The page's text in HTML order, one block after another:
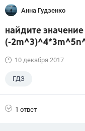
Анна Гудзенко
найдите
(-
10 декабря 2017
ГДЗ
1 ответ